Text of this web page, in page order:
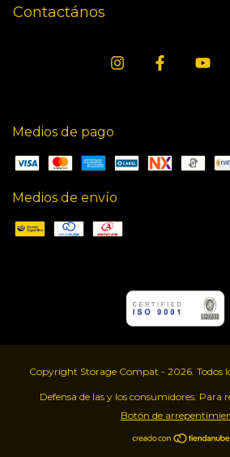
Contactános
Medios de pago
Medios de envío
Copyright Storage Compat - 2026. Todos
Defensa de las y los consumidores. Para
Botón de